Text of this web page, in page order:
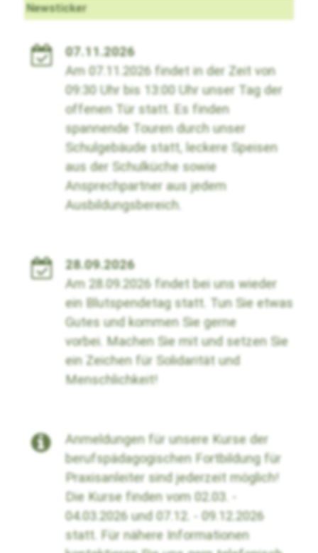
Newsticker
07.11.2026
Am 07.11.2026 findet in der Zeit von
09:30 Uhr bis 13:00 Uhr unser Tag der
offenen Tür statt. Es finden
spannende Touren durch unser
Schulgebäude statt, leckere Speisen
aus der Schulküche sowie
Ansprechpartner aus jedem
Ausbildungsbereich.
28.09.2026
Am 28.09.2026 findet bei uns wieder
ein Blutspendetag statt. Tun Sie etwas
Gutes und kommen Sie gerne
vorbei. Machen Sie mit und setzen Sie
ein Zeichen für Solidarität und
Menschlichkeit!
Anmeldungen für unsere Kurse der
berufspädagogischen Fortbildung für
Praxisanleiter sind jederzeit möglich!
Die Kurse finden vom 02.03. -
04.03.2026 und 07.12. - 09.12.2026
statt. Für nähere Informationen